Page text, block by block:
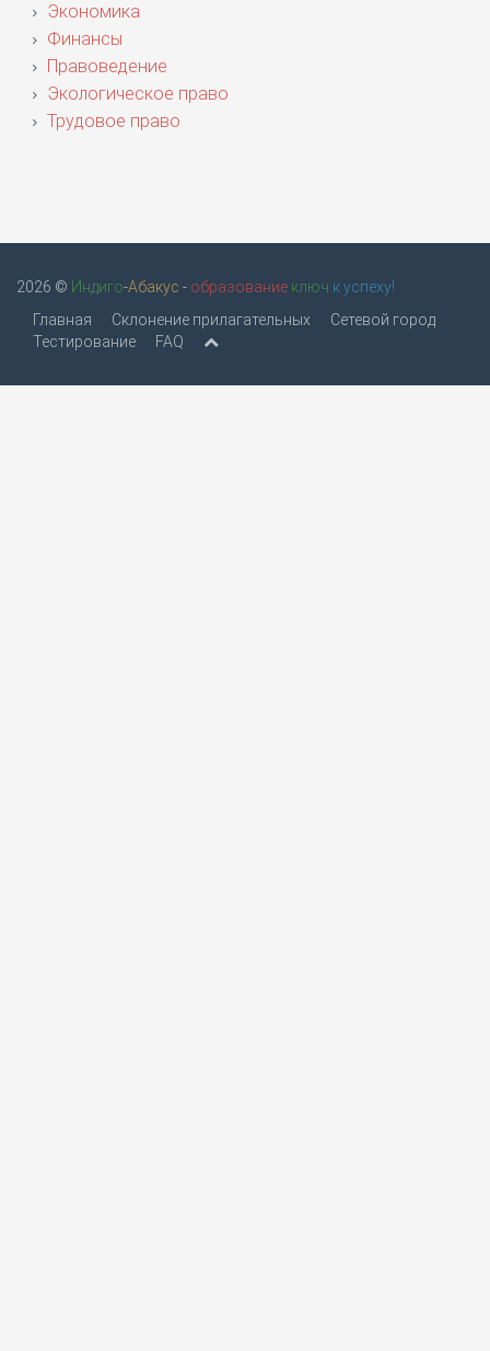
Экономика
Финансы
Правоведение
Экологическое право
Трудовое право
2026 © Индиго-Абакус - образование ключ к успеху!
Главная
Склонение прилагательных
Сетевой город
Тестирование
FAQ